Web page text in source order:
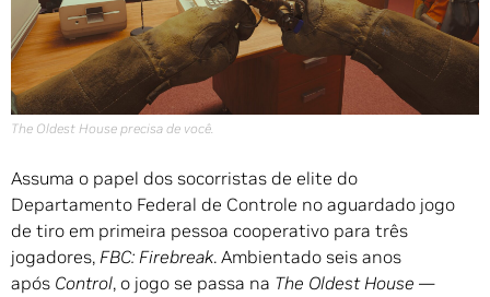
The Oldest House precisa de você.
Assuma o papel dos socorristas de elite do
Departamento Federal de Controle no aguardado jogo
de tiro em primeira pessoa cooperativo para três
jogadores, FBC: Firebreak. Ambientado seis anos
após Control, o jogo se passa na The Oldest House —